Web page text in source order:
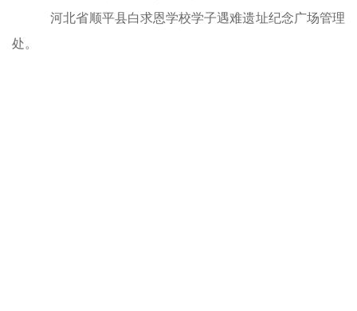
河北省顺平县白求恩学校学子遇难遗址纪念广场管理
处。